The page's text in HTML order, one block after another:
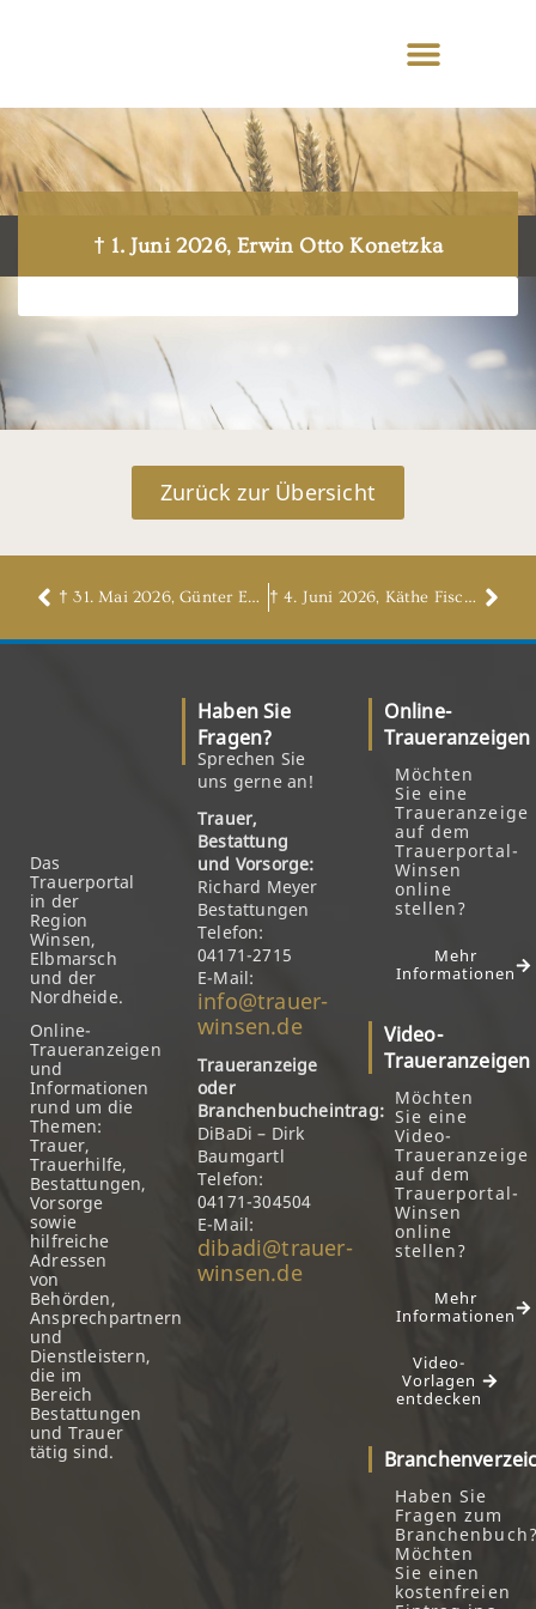
† 1. Juni 2026, Erwin Otto Konetzka
Zurück zur Übersicht
† 31. Mai 2026, Günter Ewigleben † 4. Juni 2026, Käthe Fischer, geb. Rosummeck
Das
Trauerportal
in der
Region
Winsen,
Elbmarsch
und der
Nordheide.
Online-
Traueranzeigen
und
Informationen
rund um die
Themen:
Trauer,
Trauerhilfe,
Bestattungen,
Vorsorge
sowie
hilfreiche
Adressen
von
Behörden,
Ansprechpartnern
und
Dienstleistern,
die im
Bereich
Bestattungen
und Trauer
tätig sind.
Haben Sie
Fragen?
Sprechen Sie
uns gerne an!
Trauer,
Bestattung
und Vorsorge:
Richard Meyer
Bestattungen
Telefon:
04171-2715
E-Mail:
info@trauer-
winsen.de
Traueranzeige
oder
Branchenbucheintrag:
DiBaDi – Dirk
Baumgartl
Telefon:
04171-304504
E-Mail:
dibadi@trauer-
winsen.de
Online-
Traueranzeigen
Möchten
Sie eine
Traueranzeige
auf dem
Trauerportal-
Winsen
online
stellen?
Mehr
Informationen
Video-
Traueranzeigen
Möchten
Sie eine
Video-
Traueranzeige
auf dem
Trauerportal-
Winsen
online
stellen?
Mehr
Informationen
Video-
Vorlagen
entdecken
Haben Sie
Fragen zum
Möchten
Sie einen
kostenfreien